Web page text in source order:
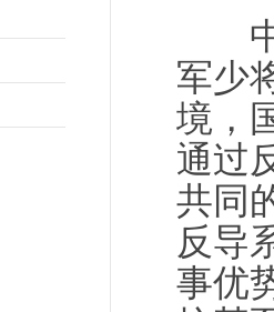
中
军少
境，
通过
共同
反导
事优